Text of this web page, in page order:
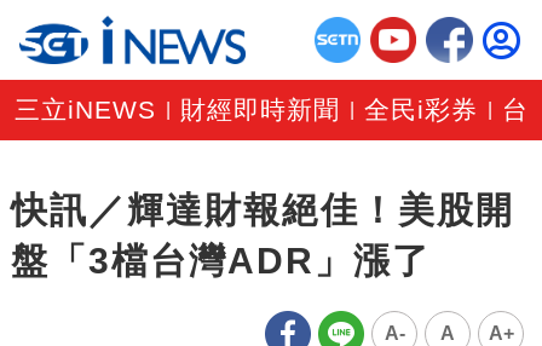
三立iNEWS 財經即時新聞 |全民i彩券 台
快訊／輝達財報絕佳！美股開
盤「3檔台灣ADR」漲了
A- A A+